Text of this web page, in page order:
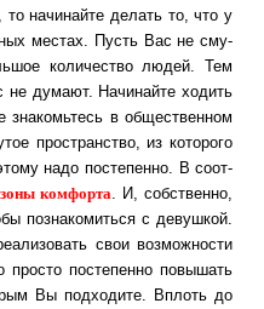
на­чи­най­те де­лать то, что у
местах. Пусть Вас не сму­
ко­ли­чест­во людей. Тем
думают. На­чи­най­те ходить
в об­щест­вен­ном
прос­тран­с­т­во, из ко­то­ро­го
надо пос­те­пен­но. В со­от­
ком­фор­та . И, соб­с­т­вен­но,
поз­на­ко­мить­ся с де­вуш­кой.
свои воз­мож­нос­ти
просто пос­те­пен­но по­вы­шать
Вы под­хо­ди­те. Вплоть до